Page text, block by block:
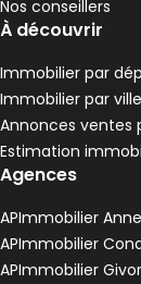
190 000 €
Pélussin - 42410
Maison • 4
G 3
,
Nos conseillers
À découvrir
Immobilier par
Immobilier par ville
Annonces ventes
Estimation
Agences
APImmobilier
APImmobilier
APImmobilier